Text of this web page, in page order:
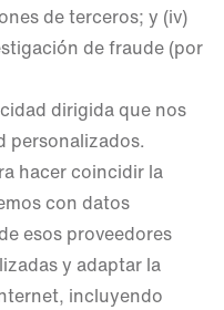
de terceros; y (iv)
de fraude (por
dirigida que nos
personalizados.
hacer coincidir la
con datos
esos proveedores
y adaptar la
incluyendo